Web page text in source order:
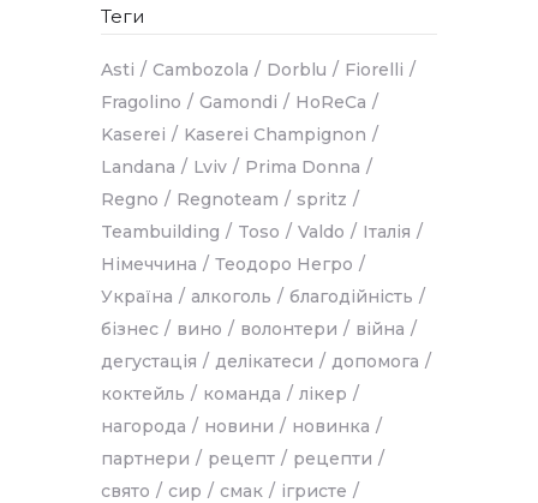
Теги
Asti Cambozola Dorblu
Fiorelli
Fragolino
Gamondi
HoReCa
Kaserei
Kaserei Champignon
Landana
Lviv
Prima Donna
Regno
Regnoteam
spritz
Teambuilding
Toso Valdo
Італія
Німеччина
Теодоро Негро
Україна
алкоголь
благодійність
бізнес
вино волонтери
війна
дегустація
делікатеси
допомога
коктейль
команда
лікер
нагорода
новини
новинка
партнери
рецепт
рецепти
свято
сир смак
ігристе